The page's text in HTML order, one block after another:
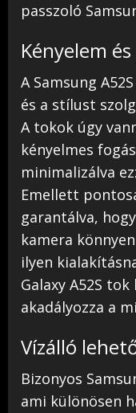
passzoló
Kényelem
A Samsung
és a stílust
A tokok úgy
kényelmes
minimalizálva
Emellett
garantálva,
kamera
ilyen
Galaxy A52S
akadályozza a
Vízálló
Bizonyos
ami különösen